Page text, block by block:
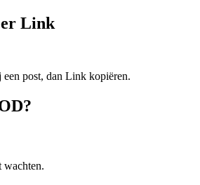
Link
post, dan Link kopiëren.